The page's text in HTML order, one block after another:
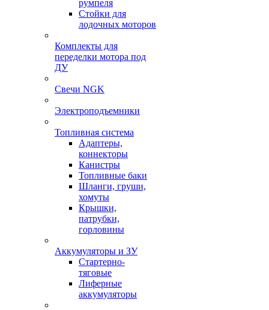
румпеля
Стойки для
лодочных моторов
Комплекты для
переделки мотора под
ДУ
Свечи NGK
Электроподъемники
Топливная система
Адаптеры,
коннекторы
Канистры
Топливные баки
Шланги, груши,
хомуты
Крышки,
патрубки,
горловины
Аккумуляторы и ЗУ
Стартерно-
тяговые
Лиферные
аккумуляторы